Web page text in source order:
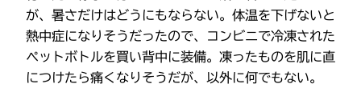
が、暑さだけはどうにもならない。体温を下げないと
熱中症になりそうだったので、コンビニで冷凍された
ペットボトルを買い背中に装備。凍ったものを肌に直
につけたら痛くなりそうだが、以外に何でもない。